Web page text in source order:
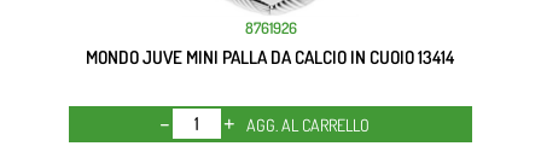
8761926
MONDO JUVE MINI PALLA DA CALCIO IN CUOIO 13414
Quantità
AGG. AL CARRELLO